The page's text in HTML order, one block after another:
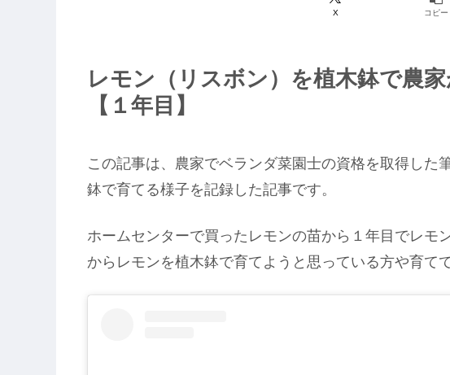
X コピー
レモン（リスボン）を植木鉢で農
【１年目】
この記事は、農家でベランダ菜園士の資格を取得した
鉢で育てる様子を記録した記事です。
ホームセンターで買ったレモンの苗から１年目でレモ
からレモンを植木鉢で育てようと思っている方や育て